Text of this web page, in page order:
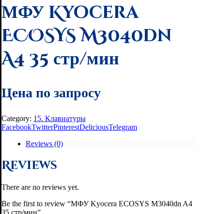
МФУ Kyocera
ECOSYS M3040dn
A4 35 стр/мин
Цена по запросу
Category: 15. Клавиатуры
FacebookTwitterPinterestDeliciousTelegram
Reviews (0)
Reviews
There are no reviews yet.
Be the first to review “МФУ Kyocera ECOSYS M3040dn A4
35 стр/мин”